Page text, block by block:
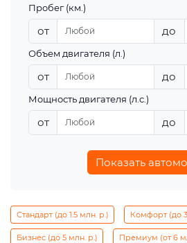
Пробег (км.)
от до
Объем двигателя (л.)
от до
Мощность двигателя (л.с.)
от до
Показать
Стандарт (до 1.5 млн. р.) Комфорт (до
Бизнес (до 5 млн. р.) Премиум (от 6